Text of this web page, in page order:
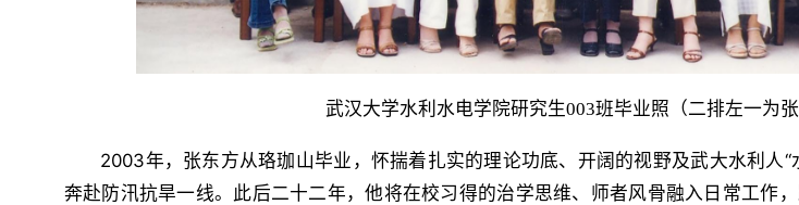
武汉大学水利水电学院研究生003班毕业照（二排左一为张
2003年，张东方从珞珈山毕业，怀揣着扎实的理论功底、开阔的视野及武大水利人“
奔赴防汛抗旱一线。此后二十二年，他将在校习得的治学思维、师者风骨融入日常工作